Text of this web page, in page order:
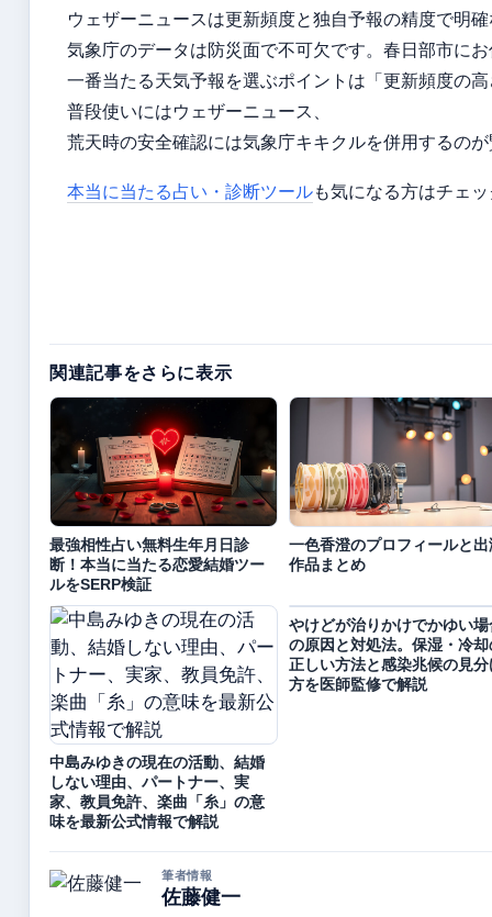
ウェザーニュースは更新頻度と独自予報の精度で明
気象庁のデータは防災面で不可欠です。春日部市に
一番当たる天気予報を選ぶポイントは「更新頻度の
普段使いにはウェザーニュース、
荒天時の安全確認には気象庁キキクルを併用するの
本当に当たる占い・診断ツールも気になる方はチェ
関連記事をさらに表示
最強相性占い無料生年月日診
断！本当に当たる恋愛結婚ツー
ルをSERP検証
一色香澄のプロフィールと出
作品まとめ
中島みゆきの現在の活動、結婚
しない理由、パートナー、実
家、教員免許、楽曲「糸」の意
味を最新公式情報で解説
やけどが治りかけでかゆい場
の原因と対処法。保湿・冷却
正しい方法と感染兆候の見分
方を医師監修で解説
筆者情報
佐藤健一